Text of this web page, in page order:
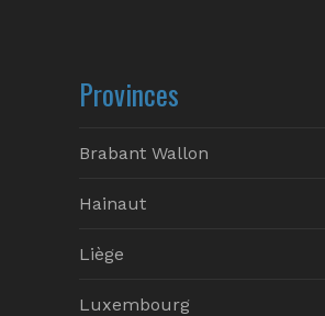
Provinces
Brabant Wallon
Hainaut
Liège
Luxembourg